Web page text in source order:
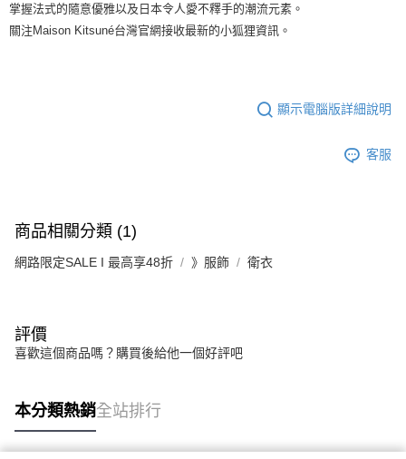
掌握法式的隨意優雅以及日本令人愛不釋手的潮流元素。
關注Maison Kitsuné台灣官網接收最新的小狐狸資訊。
顯示電腦版詳細說明
客服
商品相關分類 (1)
網路限定SALE I 最高享48折 》服飾 衛衣
評價
喜歡這個商品嗎？購買後給他一個好評吧
本分類熱銷全站排行